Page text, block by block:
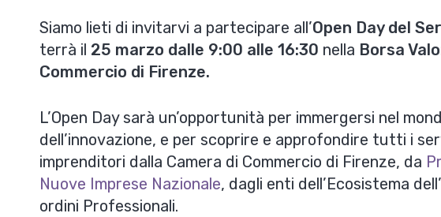
Siamo lieti di invitarvi a partecipare all’Open Day del
terrà il 25 marzo dalle 9:00 alle 16:30 nella Borsa
Commercio di Firenze.
L’Open Day sarà un’opportunità per immergersi nel
dell’innovazione, e per scoprire e approfondire tutti i
imprenditori dalla Camera di Commercio di Firenze, da
Nuove Imprese Nazionale, dagli enti dell’Ecosistema
ordini Professionali.